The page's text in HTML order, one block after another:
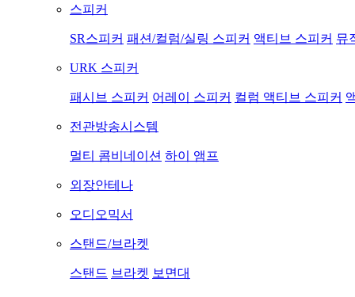
스피커
SR스피커 패션/컬럼/실링 스피커 액티브 스피커 뮤
URK 스피커
패시브 스피커 어레이 스피커 컬럼 액티브 스피커
전관방송시스템
멀티 콤비네이션 하이 앰프
외장안테나
오디오믹서
스탠드/브라켓
스탠드 브라켓 보면대